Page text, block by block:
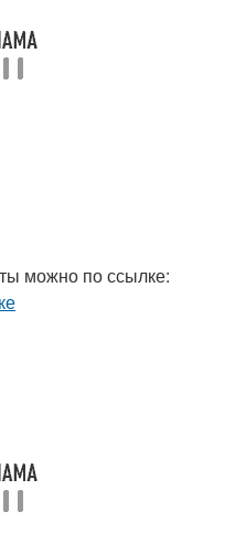
можно по ссылке: